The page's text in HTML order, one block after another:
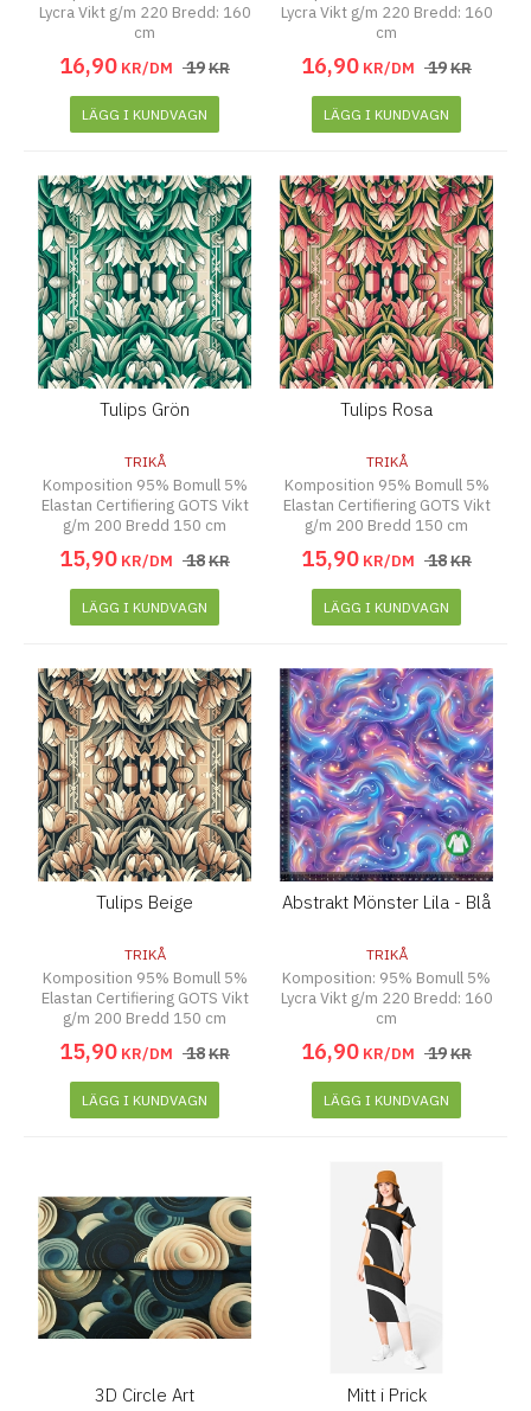
Lycra Vikt g/m 220 Bredd: 160
cm
16,90 KR/DM 19KR
LÄGG I KUNDVAGN
Lycra Vikt g/m 220 Bredd: 160
cm
16,90 KR/DM 19KR
LÄGG I KUNDVAGN
Tulips Grön
TRIKÅ
Komposition 95% Bomull 5%
Elastan Certifiering GOTS Vikt
g/m 200 Bredd 150 cm
15,90 KR/DM 18KR
LÄGG I KUNDVAGN
Tulips Rosa
TRIKÅ
Komposition 95% Bomull 5%
Elastan Certifiering GOTS Vikt
g/m 200 Bredd 150 cm
15,90 KR/DM 18KR
LÄGG I KUNDVAGN
Tulips Beige
TRIKÅ
Komposition 95% Bomull 5%
Elastan Certifiering GOTS Vikt
g/m 200 Bredd 150 cm
15,90 KR/DM 18KR
LÄGG I KUNDVAGN
Abstrakt Mönster Lila - Blå
TRIKÅ
Komposition: 95% Bomull 5%
Lycra Vikt g/m 220 Bredd: 160
cm
16,90 KR/DM 19KR
LÄGG I KUNDVAGN
3D Circle Art Mitt i Prick